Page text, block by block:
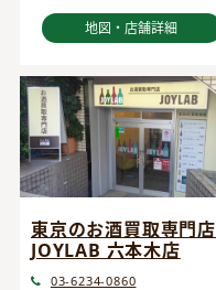
地図・店舗詳細
東京のお酒買取専門店
JOYLAB 六本木店
03-6234-0860